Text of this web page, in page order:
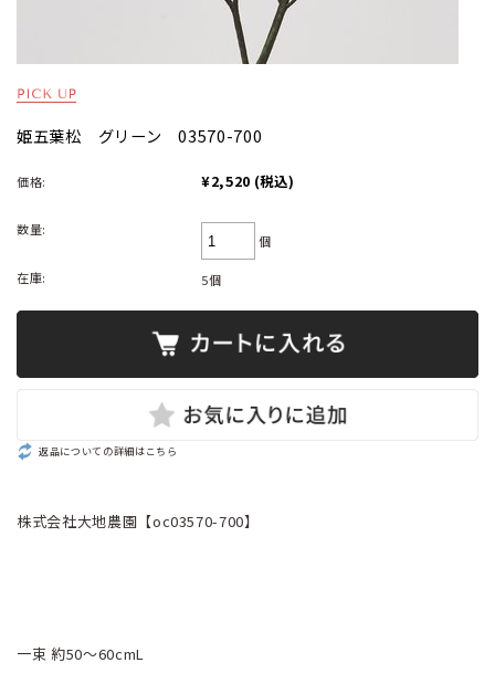
姫五葉松 グリーン 03570-700
価格: ¥2,520 (税込)
数量:
個
在庫: 5個
返品についての詳細はこちら
株式会社大地農園【oc03570-700】
一束 約50～60cmL